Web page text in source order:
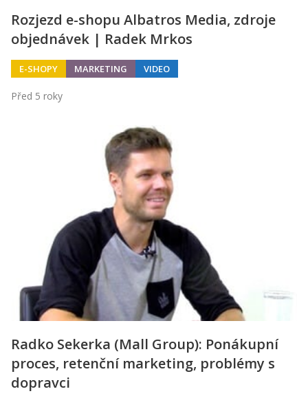
Rozjezd e-shopu Albatros Media, zdroje
objednávek | Radek Mrkos
E-SHOPY MARKETING VIDEO
Před 5 roky
Radko Sekerka (Mall Group): Ponákupní
proces, retenční marketing, problémy s
dopravci